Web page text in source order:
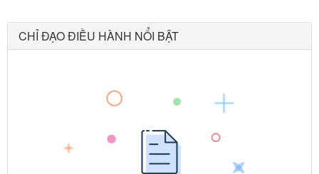
CHỈ ĐẠO ĐIỀU HÀNH NỔI BẬT